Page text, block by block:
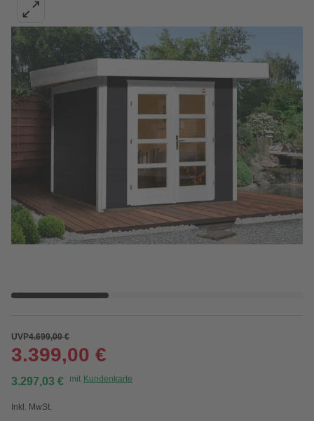
UVP4.699,00 €
3.399,00 €
3.297,03 € mit Kundenkarte
Inkl. MwSt.